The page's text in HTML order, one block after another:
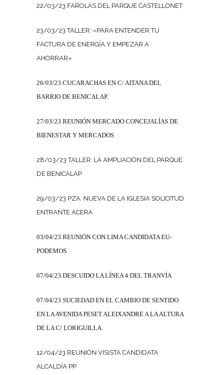
22/03/23 FAROLAS DEL PARQUE CASTELLONET
23/03/23 TALLER: «PARA ENTENDER TU
FACTURA DE ENERGÍA Y EMPEZAR A
AHORRAR»
26/03/23 CUCARACHAS EN C/ AITANA DEL
BARRIO DE BENICALAP.
27/03/23 REUNIÓN MERCADO CONCEJALÍAS DE
BIENESTAR Y MERCADOS
28/03/23 TALLER: LA AMPLIACIÓN DEL PARQUE
DE BENICALAP
29/03/23 PZA. NUEVA DE LA IGLESIA SOLICITUD
ENTRANTE ACERA
03/04/23 REUNIÓN CON LIMA CANDIDATA EU-
PODEMOS
07/04/23 DESCUIDO LA LÍNEA 4 DEL TRANVÍA
07/04/23 SUCIEDAD EN EL CAMBIO DE SENTIDO
EN LA AVENIDA PESET ALEIXANDRE A LA ALTURA
DE LA C/ LORIGUILLA.
12/04/23 REUNIÓN VISISTA CANDIDATA
ALCALDÍA PP